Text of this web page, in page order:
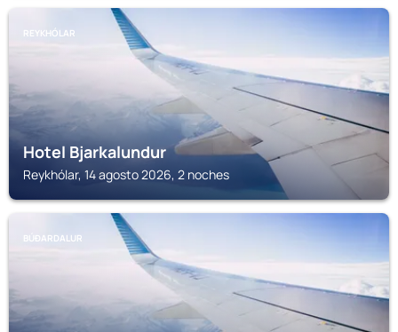
REYKHÓLAR
Hotel Bjarkalundur
Reykhólar, 14 agosto 2026, 2 noches
BÚĐARDALUR